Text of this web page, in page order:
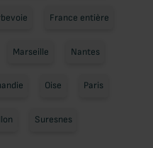
France entière
Marseille Nantes
Oise Paris
Suresnes